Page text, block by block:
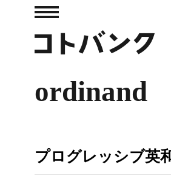
ordinand
プログレッシブ英